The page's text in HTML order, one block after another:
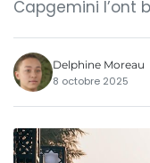
Capgemini l’ont
Delphine Moreau
8 octobre 2025